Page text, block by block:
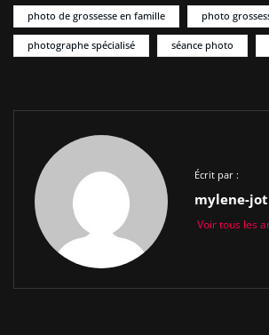
photo de grossesse en famille photo
photographe spécialisé séance photo
Écrit par :
mylene-jot
Voir tous les